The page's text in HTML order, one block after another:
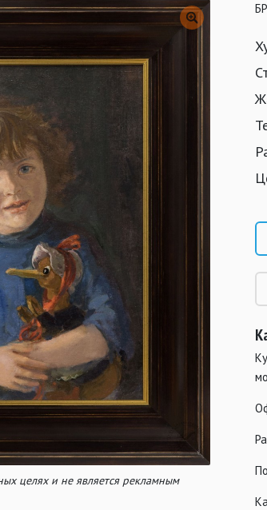
целях и не является рекламным